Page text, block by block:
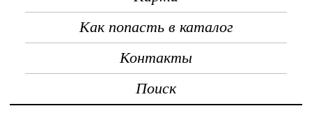
Как попасть в каталог
Контакты
Поиск